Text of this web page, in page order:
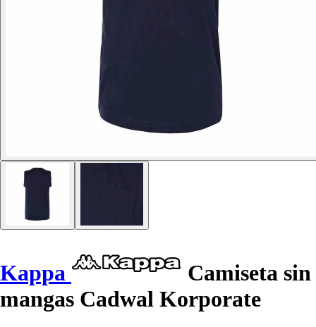
Kappa
Camiseta sin
mangas Cadwal Korporate